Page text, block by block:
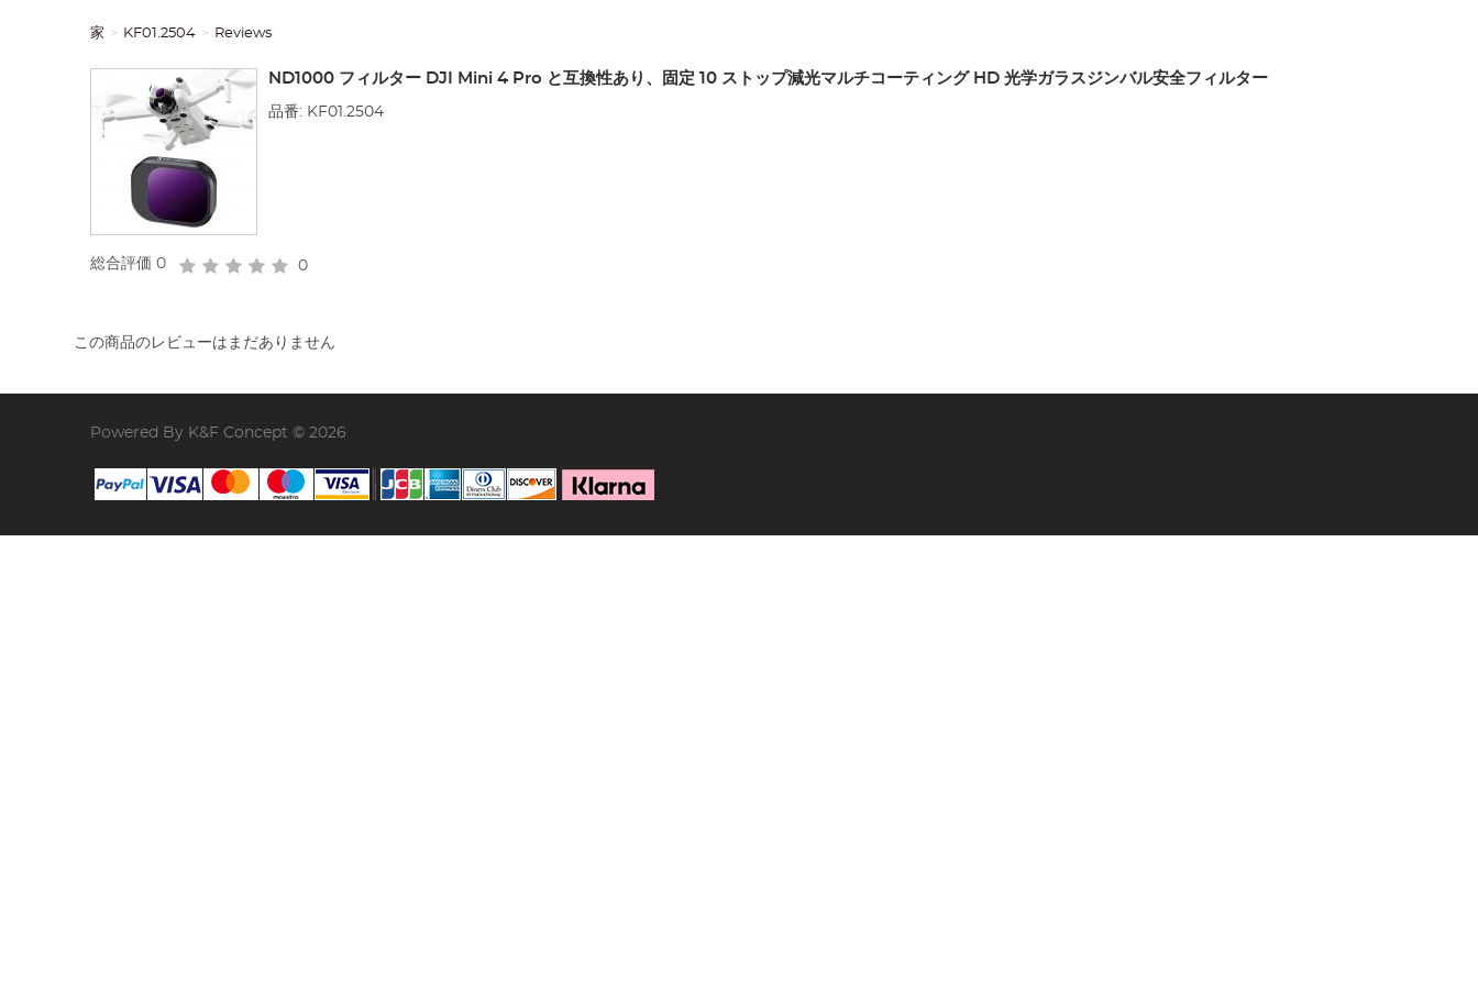
家 KF01.2504 Reviews
ND1000 フィルター DJI Mini 4 Pro と互換性あり、固定 10 ストップ減光マルチコーティング HD 光学ガラスジンバル安全フィルター
品番: KF01.2504
総合評価0 0
この商品のレビューはまだありません
Powered By K&F Concept © 2026